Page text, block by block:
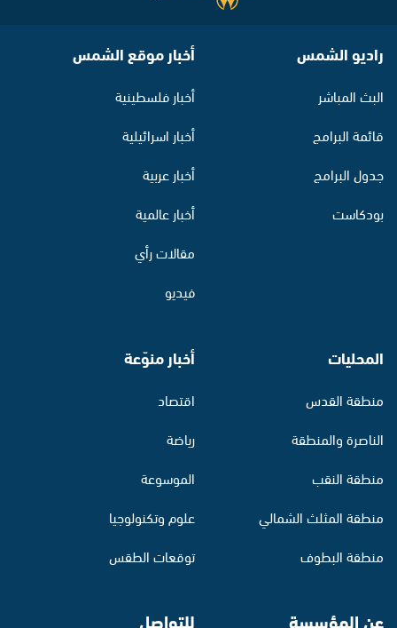
راديو الشمس
البث المباشر
قائمة البرامج
جدول البرامج
بودكاست
أخبار موقع الشمس
أخبار فلسطينية
أخبار اسرائيلية
أخبار عربية
أخبار عالمية
مقالات رأي
فيديو
المحليات
منطقة القدس
الناصرة والمنطقة
منطقة النقب
منطقة المثلث الشمالي
منطقة البطوف
أخبار منوّعة
اقتصاد
رياضة
الموسوعة
علوم وتكنولوجيا
توقعات الطقس
عن المؤسسة للتواصل